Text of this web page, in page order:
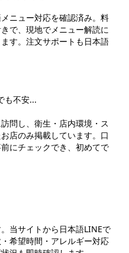
ニュー対応を確認済み。料
で、現地でメニュー解読に
す。注文サポートも日本語
も不安...
問し、衛生・店内環境・ス
店のみ掲載しています。口
にチェックでき、初めてで
当サイトから日本語LINEで
希望時間・アレルギー対応